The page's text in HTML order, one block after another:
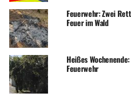
Feuerwehr: Zwei
Feuer im Wald
Heißes
Feuerwehr